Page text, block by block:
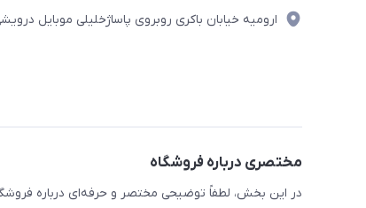
ارومیه خیابان باکری روبروی پاساژخلیلی موبایل
مختصری درباره فروشگاه
در این بخش، لطفاً توضیحی مختصر و حرفه‌ای درباره